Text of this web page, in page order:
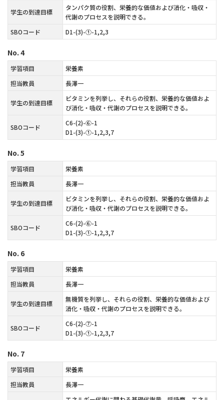
学生の到達目標
タンパク質の役割、栄養的な価値および消化・吸収・
代謝のプロセスを説明できる。
SBOコード
D1-(3)-①-1,2,3
No. 4
学習項目
栄養素
担当教員
長澤一
学生の到達目標
ビタミンを列挙し、それらの役割、栄養的な価値およ
び消化・吸収・代謝のプロセスを説明できる。
SBOコード
C6-(2)-⑥-1
D1-(3)-①-1,2,3,7
No. 5
学習項目
栄養素
担当教員
長澤一
学生の到達目標
ビタミンを列挙し、それらの役割、栄養的な価値およ
び消化・吸収・代謝のプロセスを説明できる。
SBOコード
C6-(2)-⑥-1
D1-(3)-①-1,2,3,7
No. 6
学習項目
栄養素
担当教員
長澤一
学生の到達目標
無機質を列挙し、それらの役割、栄養的な価値および
消化・吸収・代謝のプロセスを説明できる。
SBOコード
C6-(2)-⑦-1
D1-(3)-①-1,2,3,7
No. 7
学習項目
栄養素
担当教員
長澤一